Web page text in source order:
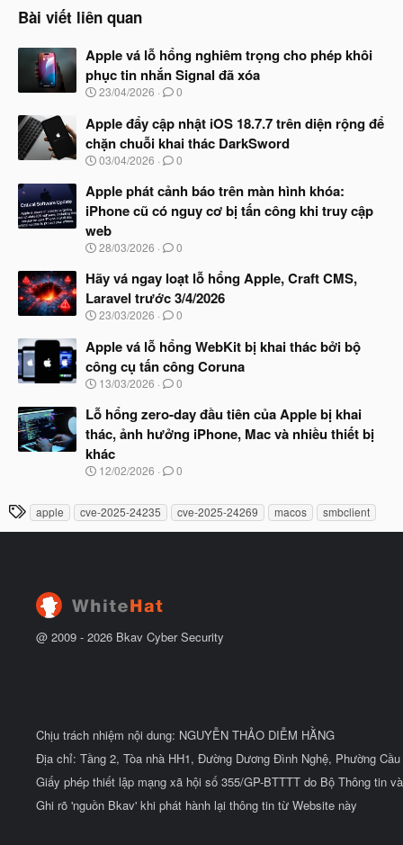
Bài viết liên quan
Apple vá lỗ hổng nghiêm trọng cho phép khôi
phục tin nhắn Signal đã xóa
N
à
y
b
ắ
đ
ầ
u
23/04/2026 0
Apple đẩy cập nhật iOS 18.7.7 trên diện rộng để
chặn chuỗi khai thác DarkSword
N
à
b
ắ
t
ầ
u
03/04/2026 0
Apple phát cảnh báo trên màn hình khóa:
iPhone cũ có nguy cơ bị tấn công khi truy cập
web
N
à
b
ắ
đ
ầ
u
28/03/2026 0
Hãy vá ngay loạt lỗ hổng Apple, Craft CMS,
Laravel trước 3/4/2026
N
à
y
b
ắ
đ
ầ
u
23/03/2026 0
Apple vá lỗ hổng WebKit bị khai thác bởi bộ
công cụ tấn công Coruna
N
à
b
ắ
t
u
13/03/2026 0
Lỗ hổng zero-day đầu tiên của Apple bị khai
thác, ảnh hưởng iPhone, Mac và nhiều thiết bị
khác
N
y
u
12/02/2026 0
T
h
apple cve-2025-24235 cve-2025-24269 macos smbclient
@ 2009 - 2026 Bkav Cyber Security
Chịu trách nhiệm nội dung: NGUYỄN THẢO DIỄM HẰNG
Địa chỉ: Tầng 2, Tòa nhà HH1, Đường Dương Đình Nghệ, Phường
Giấy phép thiết lập mạng xã hội số 355/GP-BTTTT do Bộ Thông tin
Ghi rõ 'nguồn Bkav' khi phát hành lại thông tin từ Website này